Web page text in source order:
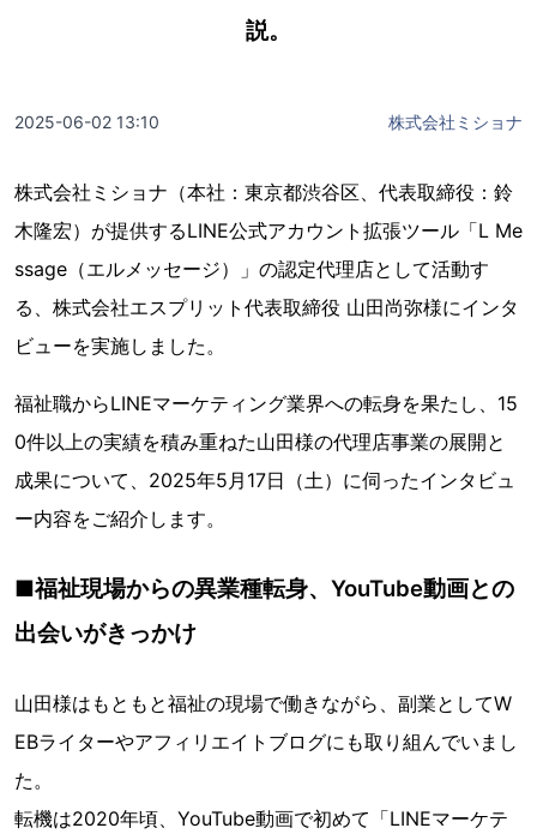
説。
2025-06-02 13:10 株式会社ミショナ
株式会社ミショナ（本社：東京都渋谷区、代表取締役：鈴
木隆宏）が提供するLINE公式アカウント拡張ツール「L Me
ssage（エルメッセージ）」の認定代理店として活動す
る、株式会社エスプリット代表取締役 山田尚弥様にインタ
ビューを実施しました。
福祉職からLINEマーケティング業界への転身を果たし、15
0件以上の実績を積み重ねた山田様の代理店事業の展開と
成果について、2025年5月17日（土）に伺ったインタビュ
ー内容をご紹介します。
■福祉現場からの異業種転身、YouTube動画との
出会いがきっかけ
山田様はもともと福祉の現場で働きながら、副業としてW
EBライターやアフィリエイトブログにも取り組んでいまし
た。
転機は2020年頃、YouTube動画で初めて「LINEマーケテ